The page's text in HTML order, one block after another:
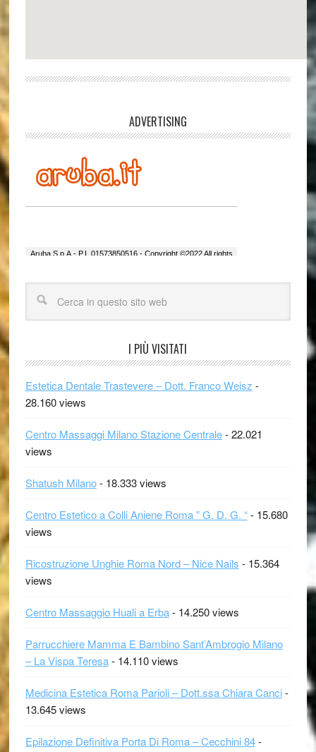
ADVERTISING
I PIÙ VISITATI
Estetica Dentale Trastevere – Dott. Franco Weisz -
28.160 views
Centro Massaggi Milano Stazione Centrale- 22.021
views
Shatush Milano- 18.333 views
Centro Estetico a Colli Aniene Roma ” G. D. G. “- 15.680
views
Ricostruzione Unghie Roma Nord – Nice Nails - 15.364
views
Centro Massaggio Huali a Erba- 14.250 views
Parrucchiere Mamma E Bambino Sant’Ambrogio Milano
– La Vispa Teresa- 14.110 views
Medicina Estetica Roma Parioli – Dott.ssa Chiara Canci-
13.645 views
Epilazione Definitiva Porta Di Roma – Cecchini 84-